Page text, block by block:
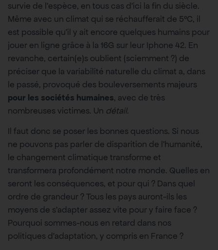
survie de l’espèce, en tous cas d’ici la fin du siècle.
Même avec un climat qui se réchaufferait de 5°C, il
est possible qu’il y ait encore quelques humains pour
jouer en ligne grâce à la 16G sur leur Iphone 42. En
revanche, certain(e)s oublient (sciemment ?) de
préciser que la variabilité naturelle du climat a, dans
le passé, provoqué des bouleversements majeurs
pour les sociétés humaines, avec de très
nombreuses victimes. Un détail.
Il faut donc se poser les bonnes questions. Si nous
ne pouvons pas parler de disparition de l’humanité,
le changement climatique transforme et
transformera profondément notre monde. Quelles en
seront les conséquences, et pour qui ? Dans quel
ordre de grandeur ? Tous les pays auront-ils les
moyens de s’adapter assez vite pour y faire face ?
Pourquoi sommes-nous en retard dans nos
politiques d’adaptation, y compris en France ?